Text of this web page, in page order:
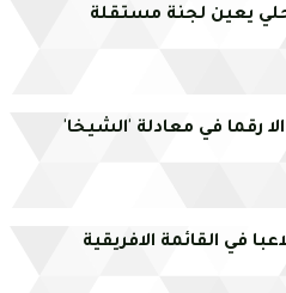
يعين لجنة مستقلة
رقما في معادلة 'الشيخا'